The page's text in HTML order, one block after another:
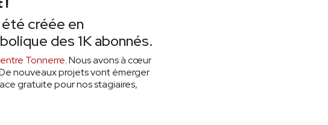
!
créée en
des 1K abonnés.
Tonnerre. Nous avons à cœur
nouveaux projets vont émerger
gratuite pour nos stagiaires,